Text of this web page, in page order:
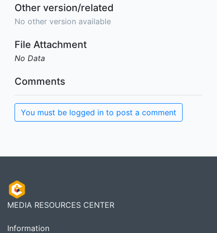
Other version/related
No other version available
File Attachment
No Data
Comments
You must be logged in to post a comment
MEDIA RESOURCES CENTER
Information